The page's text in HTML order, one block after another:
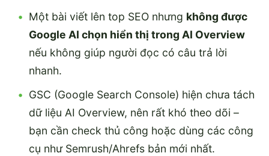
Một bài viết lên top SEO nhưng không được
Google AI chọn hiển thị trong AI Overview
nếu không giúp người đọc có câu trả lời
nhanh.
GSC (Google Search Console) hiện chưa tách
dữ liệu AI Overview, nên rất khó theo dõi –
bạn cần check thủ công hoặc dùng các công
cụ như Semrush/Ahrefs bản mới nhất.